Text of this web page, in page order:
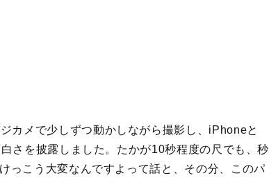
カメで少しずつ動かしながら撮影し、iPhoneと
さを披露しました。たかが10秒程度の尺でも、秒
っこう大変なんですよって話と、その分、このパ